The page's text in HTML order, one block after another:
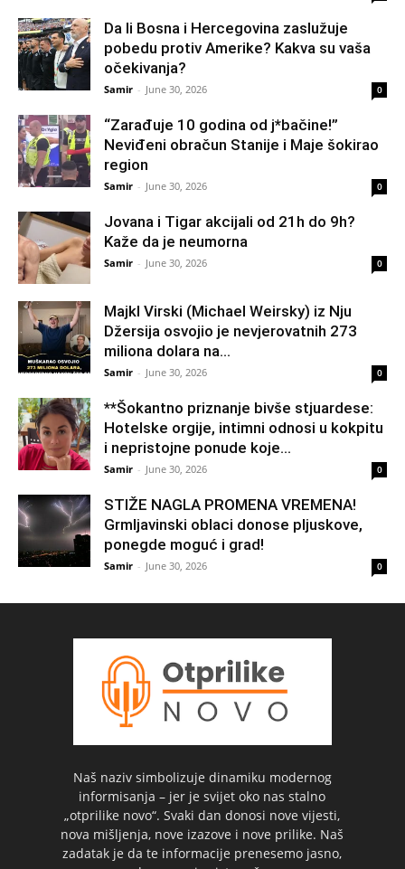
Da li Bosna i Hercegovina zaslužuje
pobedu protiv Amerike? Kakva su vaša
očekivanja?
Samir - June 30, 2026 0
“Zarađuje 10 godina od j*bačine!”
Neviđeni obračun Stanije i Maje šokirao
region
Samir - June 30, 2026 0
Jovana i Tigar akcijali od 21h do 9h?
Kaže da je neumorna
Samir - June 30, 2026 0
Majkl Virski (Michael Weirsky) iz Nju
Džersija osvojio je nevjerovatnih 273
miliona dolara na...
Samir - June 30, 2026 0
**Šokantno priznanje bivše stjuardese:
Hotelske orgije, intimni odnosi u kokpitu
i nepristojne ponude koje...
Samir - June 30, 2026 0
STIŽE NAGLA PROMENA VREMENA!
Grmljavinski oblaci donose pljuskove,
ponegde moguć i grad!
Samir - June 30, 2026 0
Naš naziv simbolizuje dinamiku modernog
informisanja – jer je svijet oko nas stalno
„otprilike novo“. Svaki dan donosi nove vijesti,
nova mišljenja, nove izazove i nove prilike. Naš
zadatak je da te informacije prenesemo jasno,